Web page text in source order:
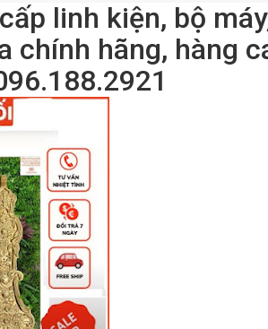
linh kiện, bộ
chính hãng, hàng